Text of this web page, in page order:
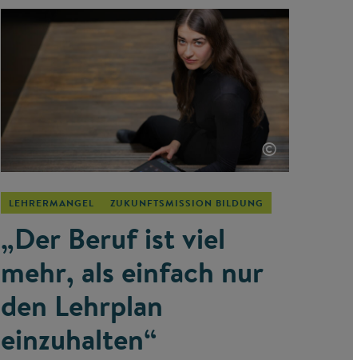
©
LEHRERMANGEL ZUKUNFTSMISSION BILDUNG
„Der Beruf ist viel
mehr, als einfach nur
den Lehrplan
einzuhalten“